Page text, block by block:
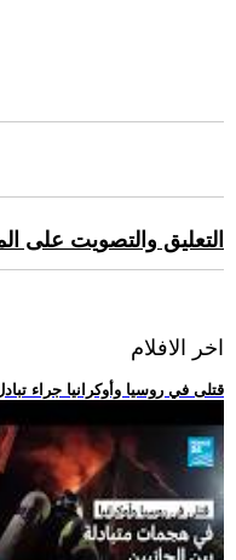
التعليق والتصويت على
اخر الافلام
.. قتلى في روسيا وأوكرانيا جراء